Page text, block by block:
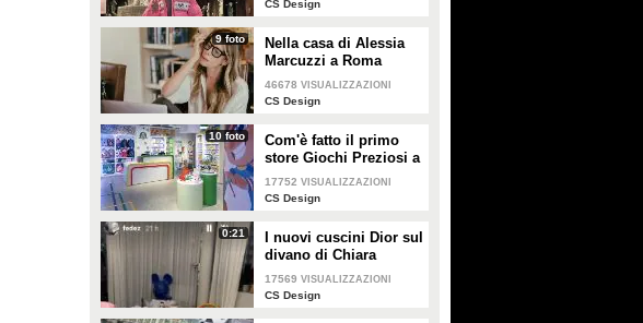
CS Design
9 foto
Nella casa di Alessia
Marcuzzi a Roma
46678 VISUALIZZAZIONI
CS Design
10 foto
Com'è fatto il primo
store Giochi Preziosi a
Milano
17752 VISUALIZZAZIONI
CS Design
0:21
I nuovi cuscini Dior sul
divano di Chiara
Ferragni e Fedez
17569 VISUALIZZAZIONI
CS Design